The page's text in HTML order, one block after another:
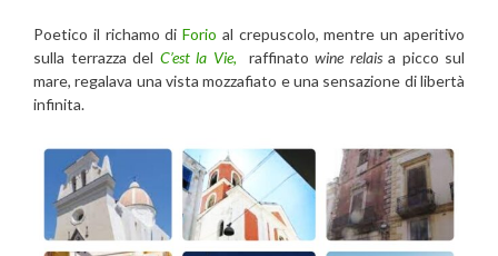
Poetico il richamo diForio al crepuscolo, mentre un aperitivo
sulla terrazza del C’est la Vie, raffinato wine relaisa picco sul
mare, regalava una vista mozzafiato e una sensazione di libertà
infinita.